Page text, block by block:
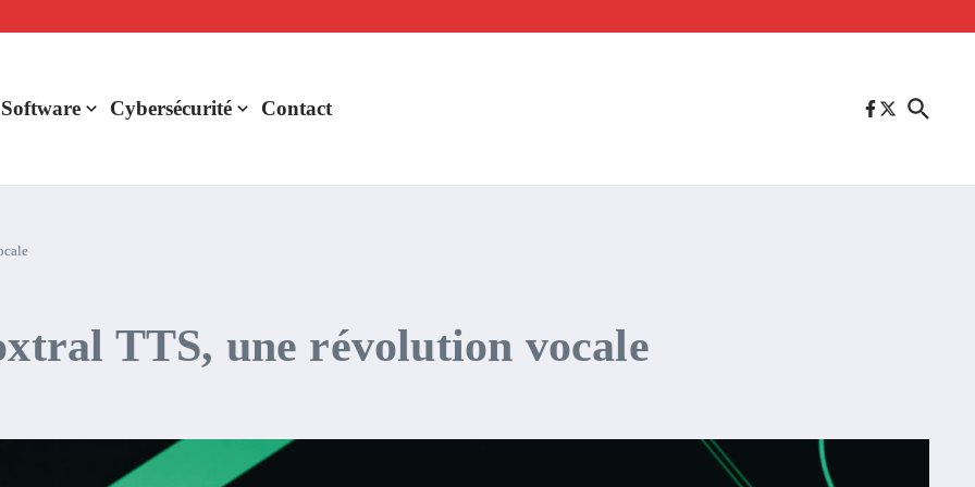
de rentabilité ?
Cybersécurité Contact
TTS, une révolution vocale